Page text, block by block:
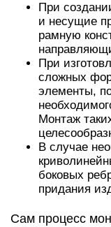
При
и несущие
рамную
При
сложных
элементы,
Монтаж
В случае
боковых
придания
Сам процесс